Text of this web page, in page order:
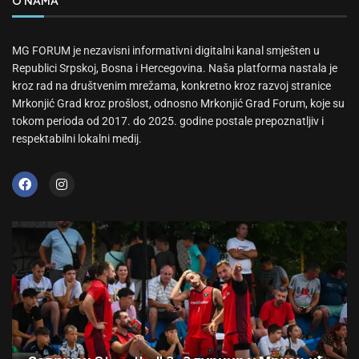
MG FORUM je nezavisni informativni digitalni kanal smješten u
Republici Srpskoj, Bosna i Hercegovina. Naša platforma nastala je
kroz rad na društvenim mrežama, konkretno kroz razvoj stranice
Mrkonjić Grad kroz prošlost, odnosno Mrkonjić Grad Forum, koje su
tokom perioda od 2017. do 2025. godine postale prepoznatljiv i
respektabilni lokalni medij.